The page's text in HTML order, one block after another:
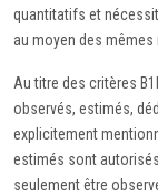
quantitatifs et
au moyen des
Au titre des critères
observés, estimés,
explicitement
estimés sont
seulement être